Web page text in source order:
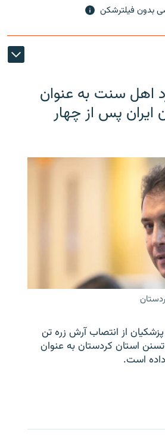
بدون فیلترشکن
اهل سنت به عنوان
ایران پس از چهار
از انتصاب آرش زره تن
استان کردستان به عنوان
داده است.